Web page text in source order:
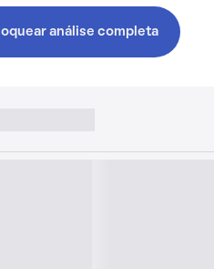
análise completa